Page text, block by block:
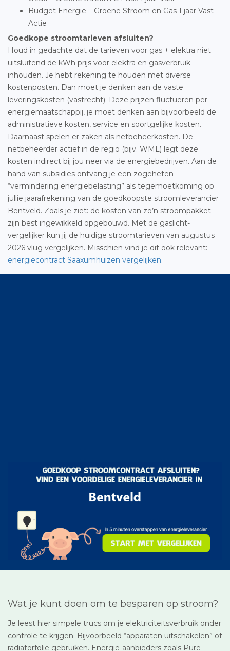
Budget Energie – Groene Stroom en Gas 1 jaar Vast
Actie
Goedkope stroomtarieven afsluiten?
Houd in gedachte dat de tarieven voor gas + elektra niet
uitsluitend de kWh prijs voor elektra en gasverbruik
inhouden. Je hebt rekening te houden met diverse
kostenposten. Dan moet je denken aan de vaste
leveringskosten (vastrecht). Deze prijzen fluctueren per
energiemaatschappij, je moet denken aan bijvoorbeeld de
administratieve kosten, service en soortgelijke kosten.
Daarnaast spelen er zaken als netbeheerkosten. De
netbeheerder actief in de regio (bijv. WML) legt deze
kosten indirect bij jou neer via de energiebedrijven. Aan de
hand van subsidies ontvang je een zogeheten
“vermindering energiebelasting” als tegemoetkoming op
jullie jaarafrekening van de goedkoopste stroomleverancier
Bentveld. Zoals je ziet: de kosten van zo’n stroompakket
zijn best ingewikkeld opgebouwd. Met de gaslicht-
vergelijker kun jij de huidige stroomtarieven van augustus
2026 vlug vergelijken. Misschien vind je dit ook relevant:
energiecontract Saaxumhuizen vergelijken.
Wat je kunt doen om te besparen op stroom?
Je leest hier simpele trucs om je elektriciteitsverbruik onder
controle te krijgen. Bijvoorbeeld “apparaten uitschakelen” of
radiatorfolie gebruiken. Energie-aanbieders zoals Pure